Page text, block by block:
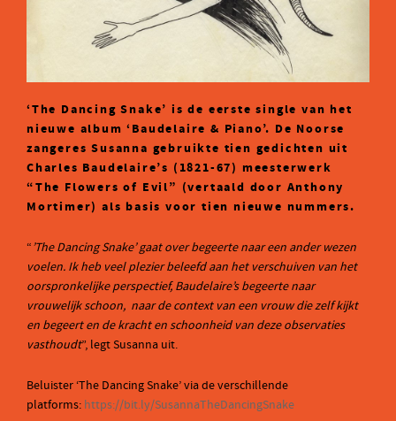
‘The Dancing Snake’ is de eerste single van het
nieuwe album ‘Baudelaire & Piano’. De Noorse
zangeres Susanna gebruikte tien gedichten uit
Charles Baudelaire’s (1821-67) meesterwerk
“The Flowers of Evil” (vertaald door Anthony
Mortimer) als basis voor tien nieuwe nummers.
“’The Dancing Snake’ gaat over begeerte naar een ander wezen
voelen. Ik heb veel plezier beleefd aan het verschuiven van het
oorspronkelijke perspectief, Baudelaire’s begeerte naar
vrouwelijk schoon, naar de context van een ​​vrouw die zelf kijkt
en begeert en de kracht en schoonheid van deze observaties
vasthoudt”, legt Susanna uit.
Beluister ‘The Dancing Snake’ via de verschillende
platforms: https://bit.ly/SusannaTheDancingSnake